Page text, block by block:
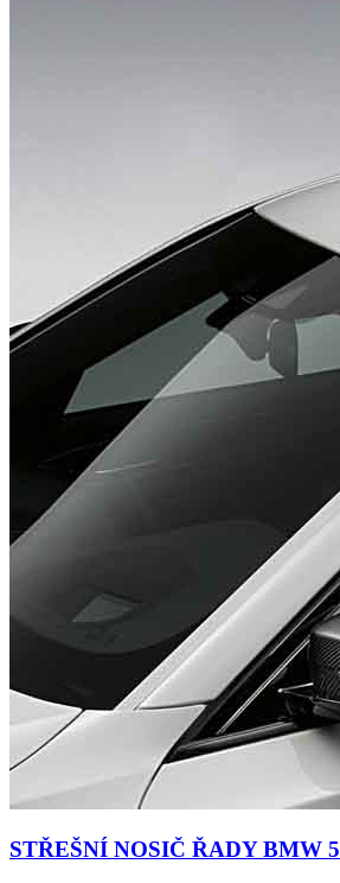
STŘEŠNÍ NOSIČ ŘADY BMW 5